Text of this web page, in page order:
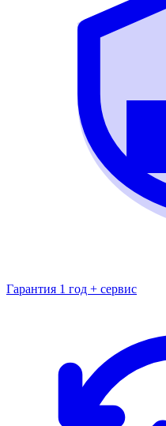
Гарантия 1 год + сервис